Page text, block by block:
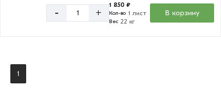
- +
1 850 ₽
Кол-во 1 лист
Вес 22 кг
В корзину
1